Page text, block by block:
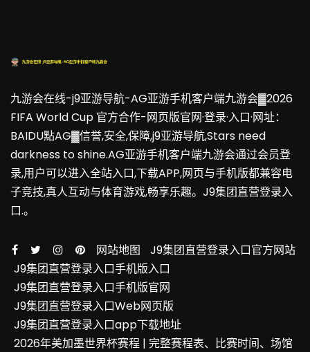
九游会在线-j9亚游导航-AG亚游手机客户端九游会▓2026
FIFA World Cup 官方合作-网页版官网·登录·入口·网址：
BAIDU點AG▓信誉,安全,保障,j9亚游导航,Stars need
darkness to shine.AG亚游手机客户端九游会通过会员登
录,用户可以进入全站入口,下载APP,网页与手机版都兼容电
子竞技,真人互动与体育游戏,畅享乐趣。J9集团直营登录入
口.。
网站地图
J9集团直营登录入口官方网站
J9集团直营登录入口手机版入口
J9集团直营登录入口手机版官网
J9集团直营登录入口Web网页版
J9集团直营登录入口app下载地址
2026年美加墨世界杯赛程 | 完整赛程表、比赛时间、场馆